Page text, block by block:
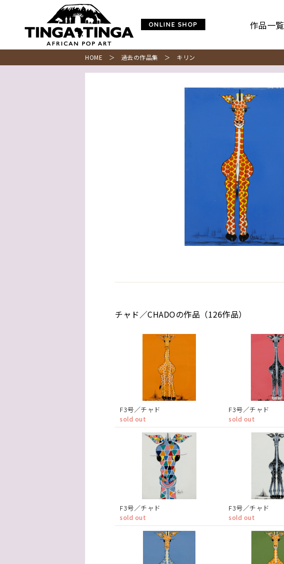
ONLINE SHOP 作品一覧
HOME ＞ 過去の作品集 ＞ キリン
チャド／CHADOの作品（126作品）
F3号／チャド
sold out
F3号／チャド
sold out
F3号／チャド
sold out
F3号／チャド
sold out